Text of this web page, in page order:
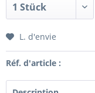
L. d'envie
Réf. d'article :